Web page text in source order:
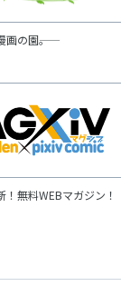
の園――。
！無料WEBマガジン！